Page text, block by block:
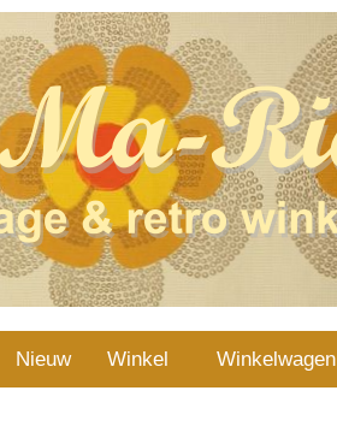
Nieuw Winkel Winkelwagen